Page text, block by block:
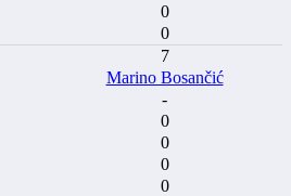
0
0
7
Marino Bosančić
-
0
0
0
0